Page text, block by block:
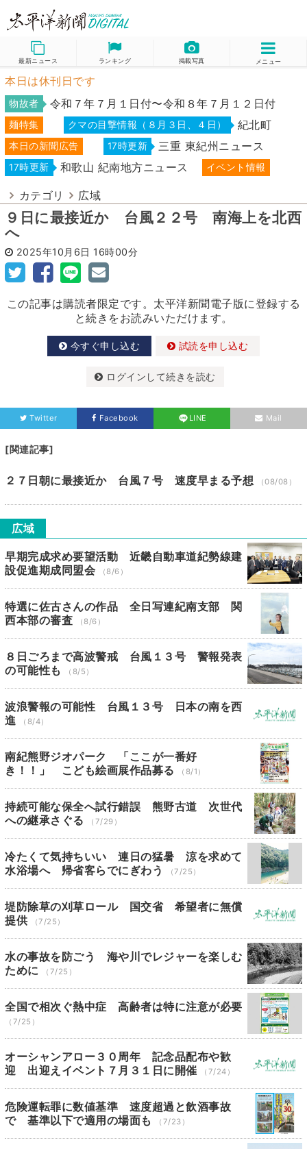
最新ニュース ランキング 掲載写真 メニュー
本日は休刊日です
物故者 令和７年７月１日付〜令和８年７月１２日付
麺特集 クマの目撃情報（８月３日、４日） 紀北町
本日の新聞広告 17時更新 三重 東紀州ニュース
17時更新 和歌山 紀南地方ニュース イベント情報
カテゴリ 広域
９日に最接近か 台風２２号 南海上を北西
へ
2025年10月6日 16時00分
この記事は購読者限定です。太平洋新聞電子版に登録する
と続きをお読みいただけます。
今すぐ申し込む 試読を申し込む
ログインして続きを読む
Twitter Facebook LINE Mail
[関連記事]
２７日朝に最接近か 台風７号 速度早まる予想 （08/08）
広域
早期完成求め要望活動 近畿自動車道紀勢線建
設促進期成同盟会
（8/6）
特選に佐古さんの作品 全日写連紀南支部 関
西本部の審査
（8/6）
８日ごろまで高波警戒 台風１３号 警報発表
の可能性も
（8/5）
波浪警報の可能性 台風１３号 日本の南を西
進
（8/4）
南紀熊野ジオパーク 「ここが一番好
き！！」 こども絵画展作品募る
（8/1）
持続可能な保全へ試行錯誤 熊野古道 次世代
への継承さぐる
（7/29）
冷たくて気持ちいい 連日の猛暑 涼を求めて
水浴場へ 帰省客らでにぎわう
（7/25）
堤防除草の刈草ロール 国交省 希望者に無償
提供
（7/25）
水の事故を防ごう 海や川でレジャーを楽しむ
ために
（7/25）
全国で相次ぐ熱中症 高齢者は特に注意が必要
（7/25）
オーシャンアロー３０周年 記念品配布や歓
迎 出迎えイベント７月３１日に開催
（7/24）
危険運転罪に数値基準 速度超過と飲酒事故
で 基準以下で適用の場面も
（7/23）